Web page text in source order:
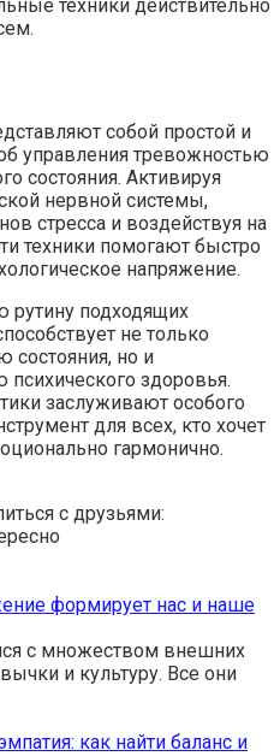
техники действительно
собой простой и
управления тревожностью
состояния. Активируя
нервной системы,
стресса и воздействуя на
техники помогают быстро
напряжение.
рутину подходящих
не только
состояния, но и
здоровья.
заслуживают особого
для всех, кто хочет
гармонично.
с друзьями:
формирует нас и наше
с множеством внешних
и культуру. Все они
как найти баланс и